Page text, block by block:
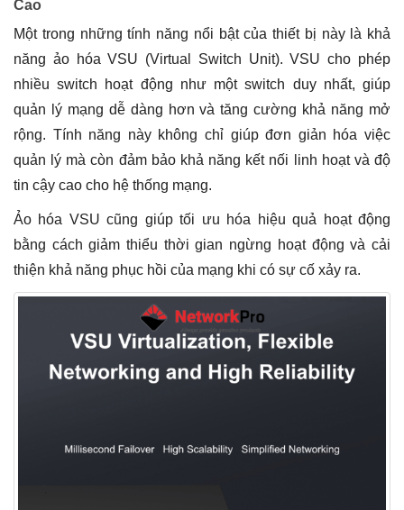
Cao
Một trong những tính năng nổi bật của thiết bị này là khả
năng ảo hóa VSU (Virtual Switch Unit). VSU cho phép
nhiều switch hoạt động như một switch duy nhất, giúp
quản lý mạng dễ dàng hơn và tăng cường khả năng mở
rộng. Tính năng này không chỉ giúp đơn giản hóa việc
quản lý mà còn đảm bảo khả năng kết nối linh hoạt và độ
tin cậy cao cho hệ thống mạng.
Ảo hóa VSU cũng giúp tối ưu hóa hiệu quả hoạt động
bằng cách giảm thiểu thời gian ngừng hoạt động và cải
thiện khả năng phục hồi của mạng khi có sự cố xảy ra.